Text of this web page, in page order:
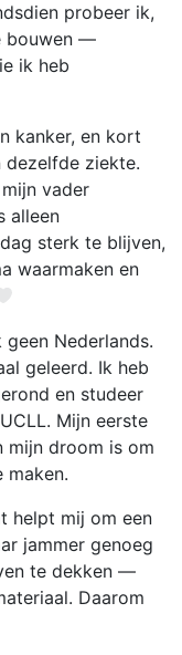
probeer ik,
bouwen —
ik heb
kanker, en kort
dezelfde ziekte.
vader
alleen
sterk te blijven,
waarmaken en
Nederlands.
geleerd. Ik heb
en studeer
Mijn eerste
mijn droom is om
maken.
helpt mij om een
jammer genoeg
te dekken —
Daarom